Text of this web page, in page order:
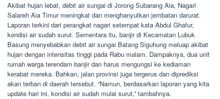
Akibat hujan lebat, debit air sungai di Jorong Subarang Aia, Nagari
Salareh Aia Timur meningkat dan menghanyutkan jembatan darurat.
Laporan terkini dari perangkat nagari setempat kata Abdul Ghafur,
kondisi air sudah surut. Sementara itu, banjir di Kecamatan Lubuk
Basung menyebabkan debit air sungai Batang Siguhung meluap akibat
hujan dengan intensitas tinggi pada Rabu malam. Dampaknya, dua unit
rumah warga terendam banjir dan harus mengungsi ke kediaman
kerabat mereka. Bahkan, jalan provinsi juga tergerus dan diprediksi
akan terban di daerah tersebut. “Namun, berdasarkan laporan yang kita
update hari ini, kondisi air sudah mulai surut,” tambahnya.